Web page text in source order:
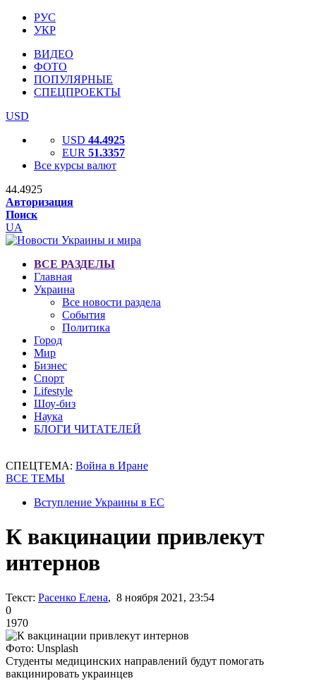
РУС
УКР
ВИДЕО
ФОТО
ПОПУЛЯРНЫЕ
СПЕЦПРОЕКТЫ
USD
USD 44.4925
EUR 51.3357
Все курсы валют
44.4925
Авторизация
Поиск
UA
ВСЕ РАЗДЕЛЫ
Главная
Украина
Все новости раздела
События
Политика
Город
Мир
Бизнес
Спорт
Lifestyle
Шоу-биз
Наука
БЛОГИ ЧИТАТЕЛЕЙ
СПЕЦТЕМА: Война в Иране
ВСЕ ТЕМЫ
Вступление Украины в ЕС
К вакцинации привлекут
интернов
Текст: Расенко Елена, 8 ноября 2021, 23:54
0
1970
Фото: Unsplash
Студенты медицинских направлений будут помогать
вакцинировать украинцев